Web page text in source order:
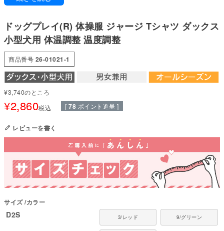
ェアシリーズ。
散歩やドッグラン、雪遊びやアウトドアでも汚れを気にせず思いきり楽しめ
ます。
お手入れも簡単で、毎日のケアがぐっとラクに。
つなぎの手間を減らした、長袖Tシャツタイプ
つなぎのように全身を覆わず、サッと着せやすいTシャツタイプ。
日常使いに取り入れやすく、お散歩やおうち時間にも使いやすい一着です。
■ 本製品の特徴
【着せやすい長袖Tシャツ型】
【V字カットで首の動きをサポート】
首元のセンターフロントをV字にすることで、下を向く動作にも対応しやす
い設計。
【高機能素材・日本製】
吸湿速乾・消臭・抗菌加工・UVカット・帯電防止・弱酸性pH対応のハイブ
リッド素材を採用。
暑い時は冷却、寒い時は保温する2way機能。
国内縫製工場で一つひとつ丁寧に仕上げています。
ドッグプレイ(R) 体操服 ジャージ Tシャツ ダックス
小型犬用 体温調整 温度調整
商品番号 26-01021-1
¥3,740のところ
¥2,860税込 [ 78 ポイント進呈 ]
レビューを書く
サイズ カラー
D2S 3/レッド 9/グリーン